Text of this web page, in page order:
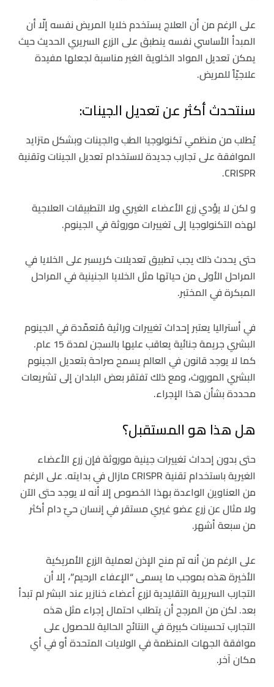
على الرغم من أن العلاج يستخدم خلايا المريض نفسه إلّا أن
المبدأ الأساسي نفسه ينطبق على الزرع السريري الحديث حيث
يمكن تعديل المواد الخلوية الغير مناسبة لجعلها مفيدة
علاجيّاً للمريض.
سنتحدث أكثر عن تعديل الجينات:
يُطلب من منظمي تكنولوجيا الطب والجينات وبشكل متزايد
الموافقة على تجارب جديدة لاستخدام تعديل الجينات وتقنية
CRISPR.
و لكن لا يؤدي زرع الأعضاء الغيري ولا التطبيقات العلاجية
لهذه التكنولوجيا إلى تغييرات موروثة في الجينوم.
حتى يحدث ذلك يجب تطبيق تعديلات كريسبر على الخلايا في
المراحل الأولى من حياتها مثل الخلايا الجنينية في المراحل
المبكرة في المختبر.
في أستراليا يعتبر إحداث تغييرات وراثية مُتعمّدة في الجينوم
البشري جريمة جنائية يعاقب عليها بالسجن لمدة 15 عام.
كما لا يوجد قانون في العالم يسمح صراحة بتعديل الجينوم
البشري الموروث، ومع ذلك تفتقر بعض البلدان إلى تشريعات
محددة بشأن هذا الإجراء.
هل هذا هو المستقبل؟
حتى بدون إحداث تغييرات جينية موروثة فإن زرع الأعضاء
الغيرية باستخدام تقنية CRISPR مازال في بدايته. على الرغم
من العناوين الواعدة بهذا الخصوص إلا أنه لا يوجد حتى الآن
ولا مثال عن زرع عضو غيري مستقر في إنسان حيّ دام أكثر
من سبعة أشهر.
على الرغم من أنه تم منح الإذن لعملية الزرع الأمريكية
الأخيرة هذه بموجب ما يسمى “الإعفاء الرحيم”، إلا أن
التجارب السريرية التقليدية لزرع أعضاء خنازير عند البشر لم تبدأ
بعد. لكن من المرجح أن يتطلب احتمال إجراء مثل هذه
التجارب تحسينات كبيرة في النتائج الحالية للحصول على
موافقة الجهات المنظمة في الولايات المتحدة أو في أي
مكان آخر.